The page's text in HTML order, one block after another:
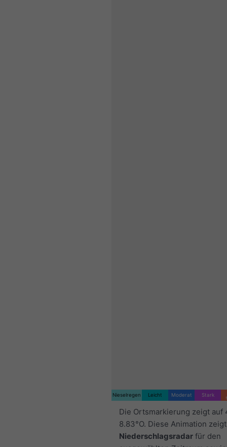
Nieselregen Leicht Moderat Stark
Die Ortsmarkierung zeigt auf
8.83°O. Diese Animation
Niederschlagsradar für den